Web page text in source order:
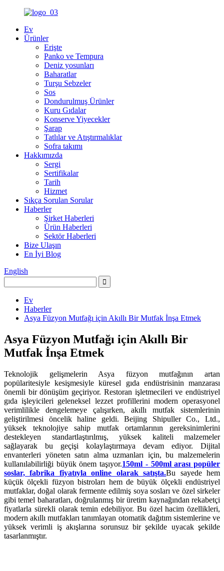
Ev
Ürünler
Erişte
Panko ve Tempura
Deniz yosunları
Baharatlar
Turşu Sebzeler
Sos
Dondurulmuş Ürünler
Kuru Gıdalar
Konserve Yiyecekler
Şarap
Tatlılar ve Atıştırmalıklar
Sofra takımı
Hakkımızda
Sergi
Sertifikalar
Tarih
Hizmet
Sıkça Sorulan Sorular
Haberler
Şirket Haberleri
Ürün Haberleri
Sektör Haberleri
Bize Ulaşın
En İyi Blog
English
Ev
Haberler
Asya Füzyon Mutfağı için Akıllı Bir Mutfak İnşa Etmek
Asya Füzyon Mutfağı için Akıllı Bir
Mutfak İnşa Etmek
Teknolojik gelişmelerin Asya füzyon mutfağının artan
popülaritesiyle kesişmesiyle küresel gıda endüstrisinin manzarası
önemli bir dönüşüm geçiriyor. Restoran işletmecileri ve endüstriyel
gıda işleyicileri geleneksel lezzet profillerini modern operasyonel
verimlilikle dengelemeye çalışırken, akıllı mutfak sistemlerinin
geliştirilmesi öncelik haline geldi. Beijing Shipuller Co., Ltd.,
yüksek teknolojiye sahip mutfak ortamlarının gereksinimlerini
destekleyen standartlaştırılmış, yüksek kaliteli malzemeler
sağlayarak bu geçişi kolaylaştırmaya devam ediyor. Dijital
envanterleri yöneten satın alma uzmanları için, bu malzemelerin
kullanılabilirliği büyük önem taşıyor.150ml - 500ml arası popüler
soslar, fabrika fiyatıyla online olarak satışta.Bu sayede hem
küçük ölçekli füzyon bistroları hem de büyük ölçekli endüstriyel
mutfaklar, doğal olarak fermente edilmiş soya sosları ve özel sirkeler
gibi temel baharatları, doğrulanmış bir üretim kaynağından rekabetçi
fiyatlarla sürekli olarak temin edebiliyor. Bu özel hacim özellikleri,
modern akıllı mutfakları tanımlayan otomatik dağıtım sistemlerine ve
yüksek verimli iş akışlarına sorunsuz bir şekilde uyacak şekilde
tasarlanmıştır.